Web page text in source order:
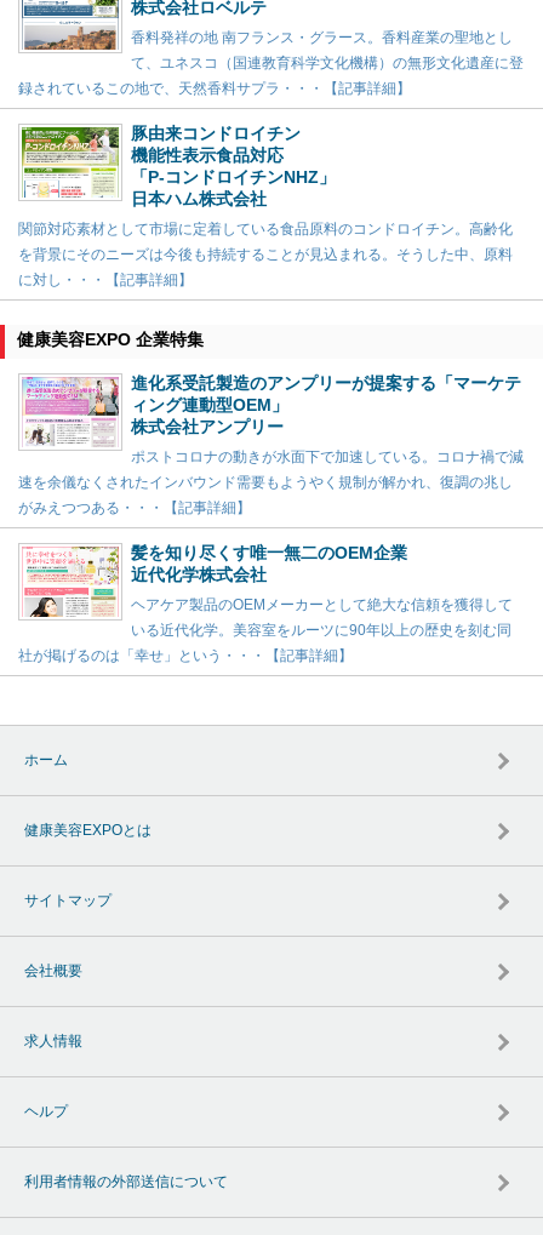
株式会社ロベルテ
香料発祥の地 南フランス・グラース。香料産業の聖地とし
て、ユネスコ（国連教育科学文化機構）の無形文化遺産に登
録されているこの地で、天然香料サプラ・・・【記事詳細】
豚由来コンドロイチン
機能性表示食品対応
「P-コンドロイチンNHZ」
日本ハム株式会社
関節対応素材として市場に定着している食品原料のコンドロイチン。高齢化
を背景にそのニーズは今後も持続することが見込まれる。そうした中、原料
に対し・・・【記事詳細】
健康美容EXPO 企業特集
進化系受託製造のアンプリーが提案する「マーケテ
ィング連動型OEM」
株式会社アンプリー
ポストコロナの動きが水面下で加速している。コロナ禍で減
速を余儀なくされたインバウンド需要もようやく規制が解かれ、復調の兆し
がみえつつある・・・【記事詳細】
髪を知り尽くす唯一無二のOEM企業
近代化学株式会社
ヘアケア製品のOEMメーカーとして絶大な信頼を獲得して
いる近代化学。美容室をルーツに90年以上の歴史を刻む同
社が掲げるのは「幸せ」という・・・【記事詳細】
ホーム
健康美容EXPOとは
サイトマップ
会社概要
求人情報
ヘルプ
利用者情報の外部送信について